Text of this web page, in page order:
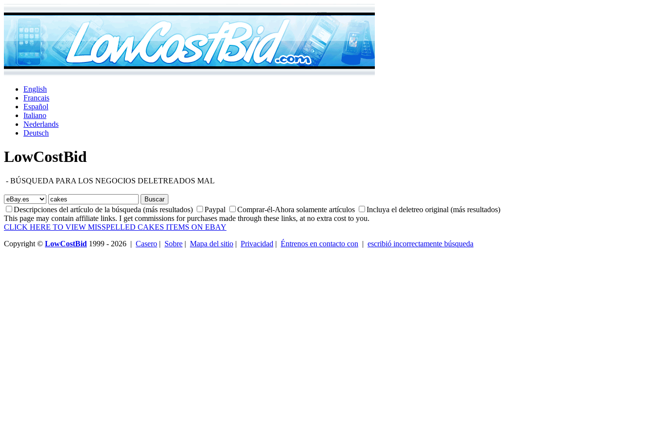
English
Francais
Español
Italiano
Nederlands
Deutsch
LowCostBid
- BÚSQUEDA PARA LOS NEGOCIOS DELETREADOS MAL
Descripciones del artículo de la búsqueda (más resultados) Paypal Comprar-él-Ahora solamente artículos
Incluya el deletreo original (más resultados)
This page may contain affiliate links. I get commissions for purchases made through these links, at no extra cost to you.
CLICK HERE TO VIEW MISSPELLED CAKES ITEMS ON EBAY
Copyright © LowCostBid 1999 - 2026 | Casero | Sobre | Mapa del sitio | Privacidad | Éntrenos en contacto con | escribió incorrectamente búsqueda